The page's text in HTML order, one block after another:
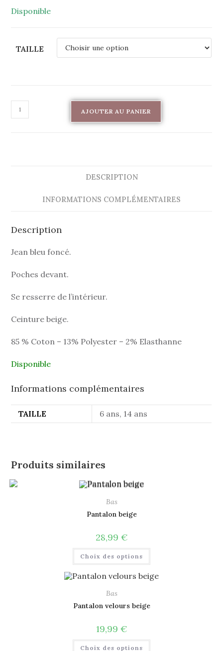
Disponible
TAILLE
AJOUTER AU PANIER
DESCRIPTION
INFORMATIONS COMPLÉMENTAIRES
Description
Jean bleu foncé.
Poches devant.
Se resserre de l’intérieur.
Ceinture beige.
85 % Coton – 13% Polyester – 2% Elasthanne
Disponible
Informations complémentaires
TAILLE 6 ans, 14 ans
Produits similaires
Bas
Pantalon beige
28,99 €
Choix des options
Bas
Pantalon velours beige
19,99 €
Choix des options